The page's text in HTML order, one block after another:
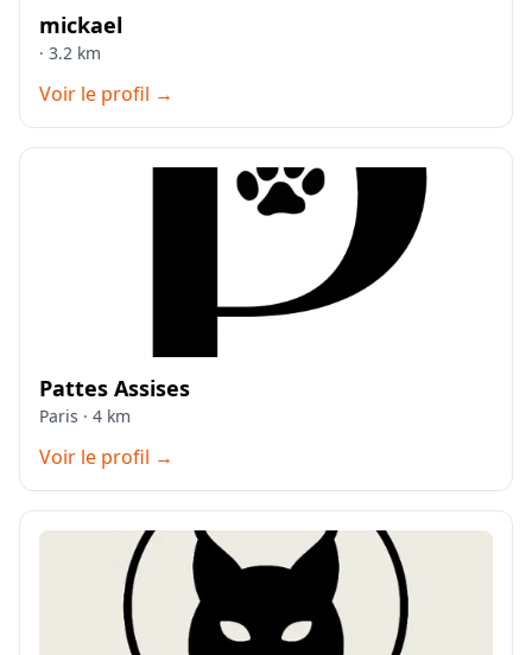
mickael
· 3.2 km
Voir le profil →
Pattes Assises
Paris · 4 km
Voir le profil →